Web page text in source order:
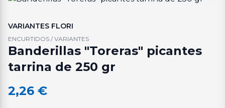
VARIANTES FLORI
ENCURTIDOS / VARIANTES
Banderillas "Toreras" picantes
tarrina de 250 gr
2,26 €